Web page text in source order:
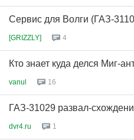
Сервис для Волги (ГАЗ-
[GRIZZLY] 4
Кто знает куда делся Миг-
vanul 16
ГАЗ-31029 развал-
dvr4.ru 1